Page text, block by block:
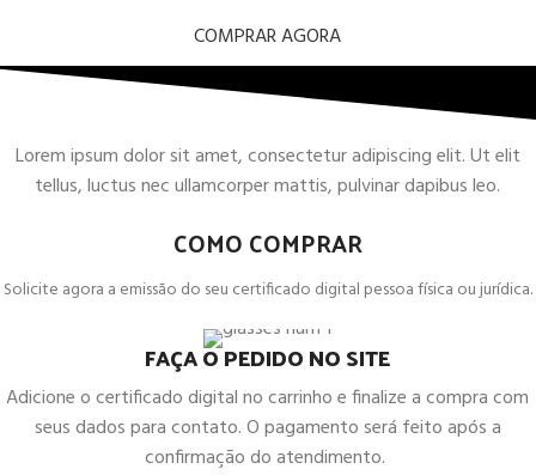
COMPRAR AGORA
Lorem ipsum dolor sit amet, consectetur adipiscing elit. Ut elit
tellus, luctus nec ullamcorper mattis, pulvinar dapibus leo.
COMO COMPRAR
Solicite agora a emissão do seu certificado digital pessoa física ou jurídica.
FAÇA O PEDIDO NO SITE
Adicione o certificado digital no carrinho e finalize a compra com
seus dados para contato. O pagamento será feito após a
confirmação do atendimento.